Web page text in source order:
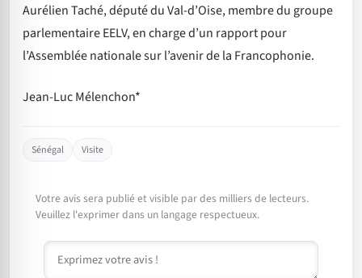
Aurélien Taché, député du Val-d’Oise, membre du groupe
parlementaire EELV, en charge d’un rapport pour
l’Assemblée nationale sur l’avenir de la Francophonie.
Jean-Luc Mélenchon*
Sénégal Visite
Votre avis sera publié et visible par des milliers de lecteurs.
Veuillez l'exprimer dans un langage respectueux.
Commentaire